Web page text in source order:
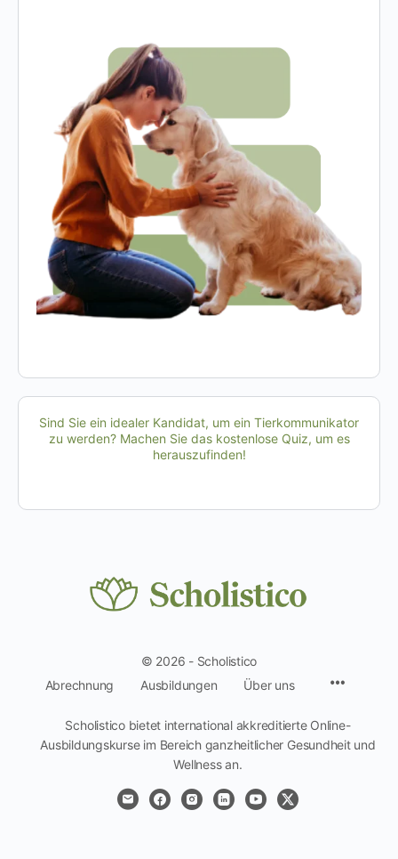
Sind Sie ein idealer Kandidat, um ein Tierkommunikator
zu werden? Machen Sie das kostenlose Quiz, um es
herauszufinden!
© 2026 - Scholistico
Abrechnung
Ausbildungen Über uns
Scholistico bietet international akkreditierte Online-
Ausbildungskurse im Bereich ganzheitlicher Gesundheit und
Wellness an.